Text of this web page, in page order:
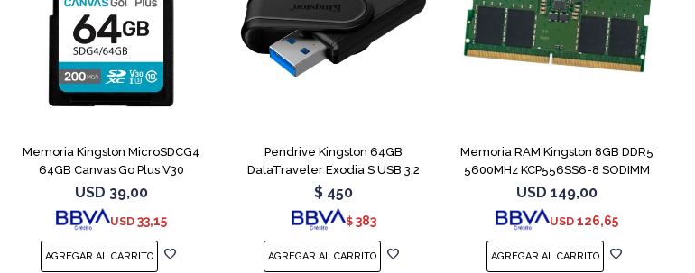
Memoria Kingston MicroSDCG4
64GB Canvas Go Plus V30
USD 39,00
USD 33,15
Pendrive Kingston 64GB
DataTraveler Exodia S USB 3.2
$ 450
$ 383
Memoria RAM Kingston 8GB DDR5
5600MHz KCP556SS6-8 SODIMM
USD 149,00
USD 126,65